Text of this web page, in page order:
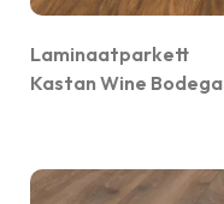
Laminaatparkett
Kastan Wine Bodega